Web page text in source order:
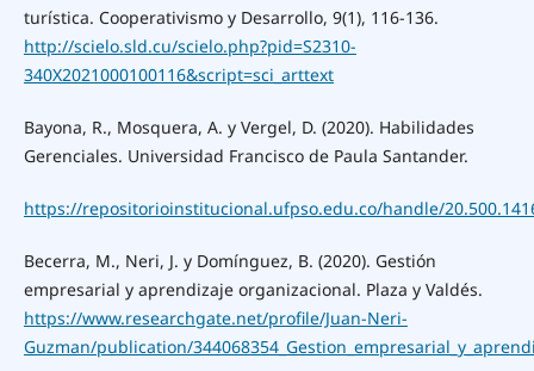
turística. Cooperativismo y Desarrollo, 9(1), 116-136.
http://scielo.sld.cu/scielo.php?pid=S2310-
340X2021000100116&script=sci_arttext
Bayona, R., Mosquera, A. y Vergel, D. (2020). Habilidades
Gerenciales. Universidad Francisco de Paula Santander.
https://repositorioinstitucional.ufpso.edu.co/handle/
Becerra, M., Neri, J. y Domínguez, B. (2020). Gestión
empresarial y aprendizaje organizacional. Plaza y Valdés.
https://www.researchgate.net/profile/Juan-Neri-
Guzman/publication/